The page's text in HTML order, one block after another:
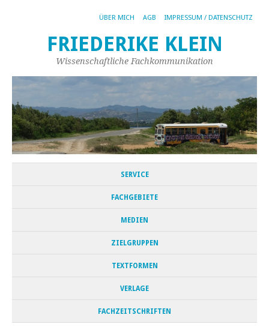
ÜBER MICH AGB IMPRESSUM / DATENSCHUTZ
FRIEDERIKE KLEIN
Wissenschaftliche Fachkommunikation
SERVICE
FACHGEBIETE
MEDIEN
ZIELGRUPPEN
TEXTFORMEN
VERLAGE
FACHZEITSCHRIFTEN